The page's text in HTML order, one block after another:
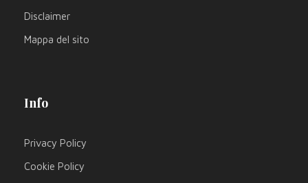
Disclaimer
Mappa del sito
Info
Privacy Policy
Cookie Policy